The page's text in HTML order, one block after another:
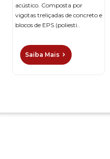
acústico. Composta por
vigotas treliçadas de concreto e
blocos de EPS (poliesti..
Saiba Mais